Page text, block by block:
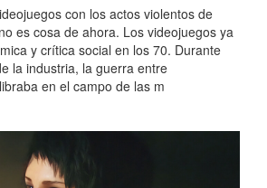
con los actos violentos de
es cosa de ahora. Los videojuegos ya
y crítica social en los 70. Durante
la industria, la guerra entre
en el campo de las m